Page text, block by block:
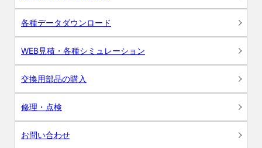
各種データダウンロード
WEB見積・各種シミュレーション
交換用部品の購入
修理・点検
お問い合わせ